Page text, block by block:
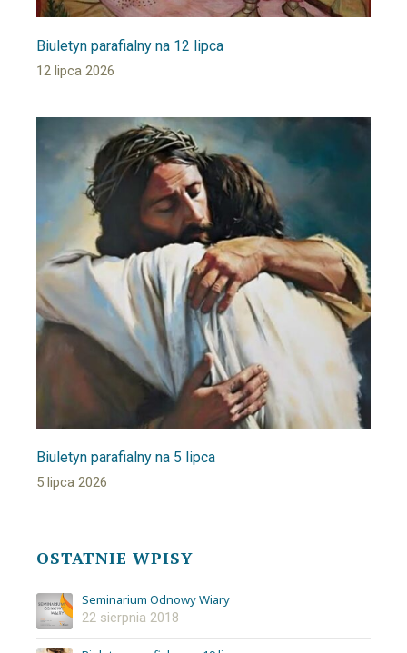
Biuletyn parafialny na 12 lipca
12 lipca 2026
Biuletyn parafialny na 5 lipca
5 lipca 2026
OSTATNIE WPISY
Seminarium Odnowy Wiary
22 sierpnia 2018